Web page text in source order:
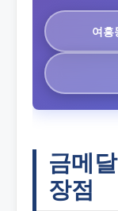
여흥
금메달
장점